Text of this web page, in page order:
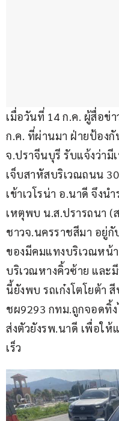
เมื่อวันที่ 14 ก.ค. ผู้สื่อข่
ก.ค. ที่ผ่านมา ฝ่ายป้อง
จ.ปราจีนบุรี รับแจ้งว่า
เจ็บสาหัสบริเวณถนน
เข้าเวโรน่า อ.นาดี จึง
เหตุพบ น.ส.ปรารถนา (
ชาวจ.นครราชสีมา อยู่
ของมีคมแทงบริเวณหน้
บริเวณหางคิ้วซ้าย และ
นี้ยังพบ รถเก๋งโตโยต้า
ชผ9293 กทม.ถูกจอดทิ้ง
ส่งตัวยังรพ.นาดี เพื่อให้
เร็ว